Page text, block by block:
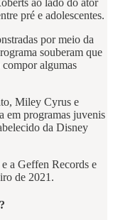
pré e adolescentes.
por meio da
souberam que
algumas
Miley Cyrus e
em programas juvenis
da Disney
a Geffen Records e
de 2021.